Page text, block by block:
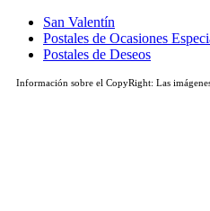
San Valentín
Postales de Ocasiones
Postales de Deseos
Información sobre el CopyRight: Las